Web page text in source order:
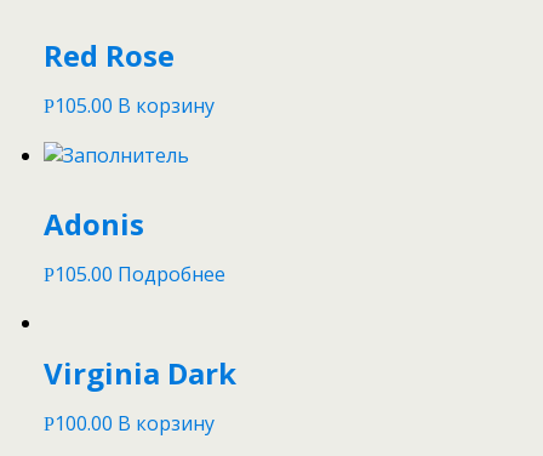
Red Rose
Р105.00 В корзину
Adonis
Р105.00 Подробнее
Virginia Dark
Р100.00 В корзину